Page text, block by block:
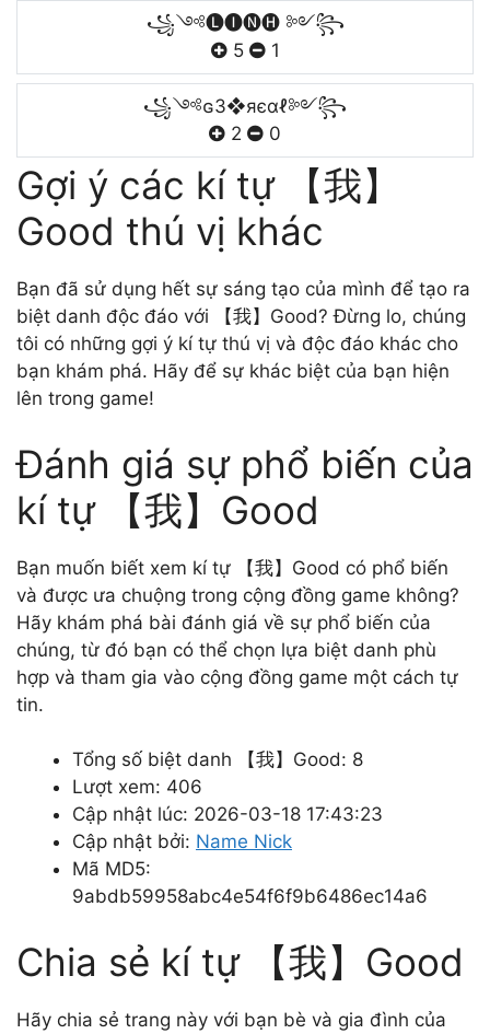
꧁༺🅛🅘🅝🅗 ༻꧂
5
1
꧁༺ɢ3❖яєαℓ༻꧂
2
0
Gợi ý các kí tự 【我】
Good thú vị khác
Bạn đã sử dụng hết sự sáng tạo của mình để tạo ra
biệt danh độc đáo với 【我】Good? Đừng lo, chúng
tôi có những gợi ý kí tự thú vị và độc đáo khác cho
bạn khám phá. Hãy để sự khác biệt của bạn hiện
lên trong game!
Đánh giá sự phổ biến của
kí tự 【我】Good
Bạn muốn biết xem kí tự 【我】Good có phổ biến
và được ưa chuộng trong cộng đồng game không?
Hãy khám phá bài đánh giá về sự phổ biến của
chúng, từ đó bạn có thể chọn lựa biệt danh phù
hợp và tham gia vào cộng đồng game một cách tự
tin.
Tổng số biệt danh 【我】Good: 8
Lượt xem: 406
Cập nhật lúc: 2026-03-18 17:43:23
Cập nhật bởi: Name Nick
Mã MD5:
9abdb59958abc4e54f6f9b6486ec14a6
Chia sẻ kí tự 【我】Good
Hãy chia sẻ trang này với bạn bè và gia đình của